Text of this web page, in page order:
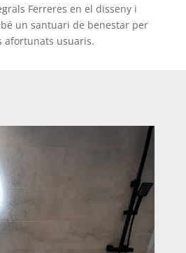
Ferreres en el disseny i
un santuari de benestar per
afortunats usuaris.